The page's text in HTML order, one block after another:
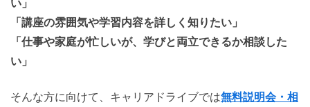
「講座の雰囲気や学習内容を詳しく知りたい」
「仕事や家庭が忙しいが、学びと両立できるか相談した
い」
そんな方に向けて、キャリアドライブでは無料説明会・相